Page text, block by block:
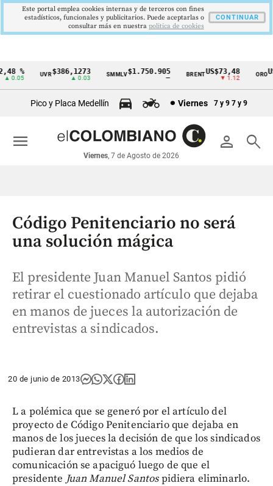
Cintillo
económicos
Colombia
% UVR$386,1273
▲ 0.03
SMMLV$1.750.905 BRENTUS$73,48
▼ 1.12
ORO
Pico y Placa Medellín Viernes 7 y 9 7 y 9
person search
Viernes, 7 de Agosto de 2026
menu
Código Penitenciario no será
una solución mágica
El presidente Juan Manuel Santos pidió
retirar el cuestionado artículo que dejaba
en manos de jueces la autorización de
entrevistas a sindicados.
20 de junio de 2013
L a polémica que se generó por el artículo del
proyecto de Código Penitenciario que dejaba en
manos de los jueces la decisión de que los sindicados
pudieran dar entrevistas a los medios de
comunicación se apaciguó luego de que el
presidente Juan Manuel Santospidiera eliminarlo.
Este portal emplea cookies internas y de terceros con fines
estadísticos, funcionales y publicitarios. Puede aceptarlas o
consultar más en nuestra politica de cookies
CONTINUAR